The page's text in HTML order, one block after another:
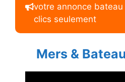
votre annonce
clics seulement
Mers &